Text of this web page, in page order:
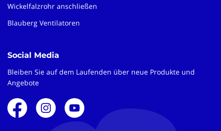
Wickelfalzrohr anschließen
Blauberg Ventilatoren
Social Media
Bleiben Sie auf dem Laufenden über neue Produkte und
Angebote